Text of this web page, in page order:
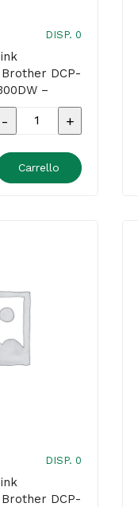
DISP. 0
DCP-
–
G&G
J1100DWMFC-
Carrello
DISP. 0
DCP-